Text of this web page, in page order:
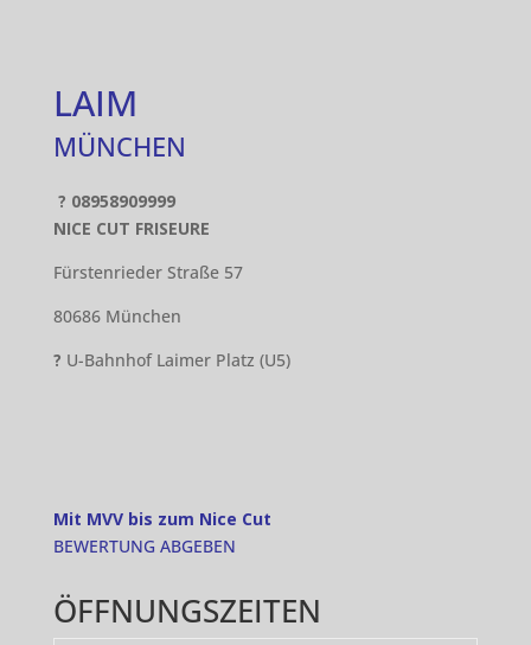
LAIM
MÜNCHEN
? 08958909999
NICE CUT FRISEURE
Fürstenrieder Straße 57
80686 München
? U-Bahnhof Laimer Platz (U5)
Mit MVV bis zum Nice Cut
BEWERTUNG ABGEBEN
ÖFFNUNGSZEITEN